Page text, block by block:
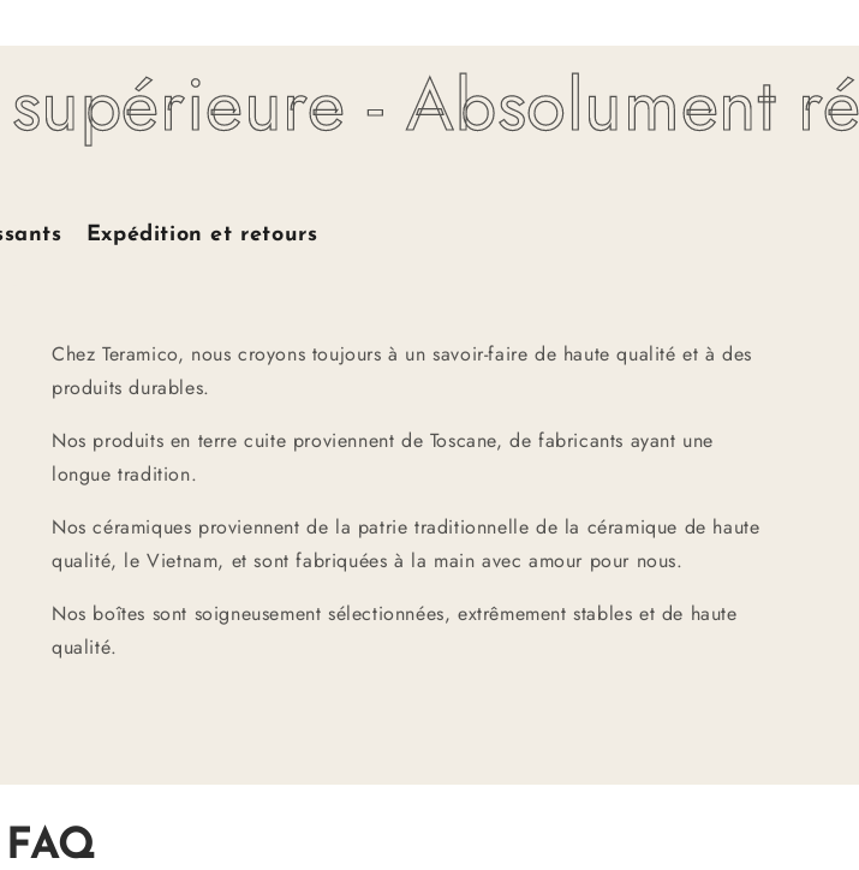
- Absolument
Expédition et retours
Chez Teramico, nous croyons toujours à un savoir-faire de haute qualité et à des
produits durables.
Nos produits en terre cuite proviennent de Toscane, de fabricants ayant une
longue tradition.
Nos céramiques proviennent de la patrie traditionnelle de la céramique de haute
qualité, le Vietnam, et sont fabriquées à la main avec amour pour nous.
Nos boîtes sont soigneusement sélectionnées, extrêmement stables et de haute
qualité.
FAQ